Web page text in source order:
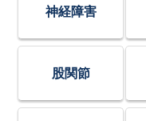
神経障害
股関節